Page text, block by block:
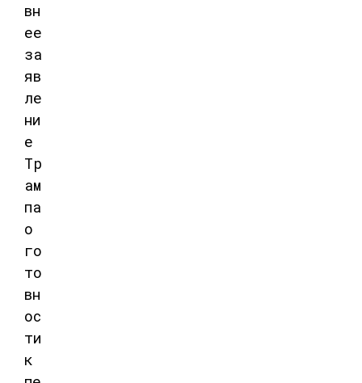
вн
ее
за
яв
ле
ни
е
Тр
ам
па
о
го
то
вн
ос
ти
к